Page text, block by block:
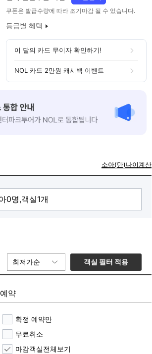
쿠폰은 발급수량에 따라 조기마감 될 수 있습니다.
등급별 혜택
이 달의 카드 무이자 확인하기!
NOL 카드 2만원 캐시백 이벤트
소아(만)나이계산
최저가순 객실 필터 적용
예약
확정 예약만
무료취소
마감객실전체보기